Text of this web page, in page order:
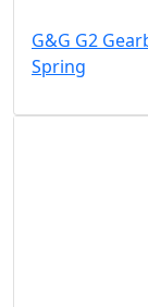
G&G G2
Spring